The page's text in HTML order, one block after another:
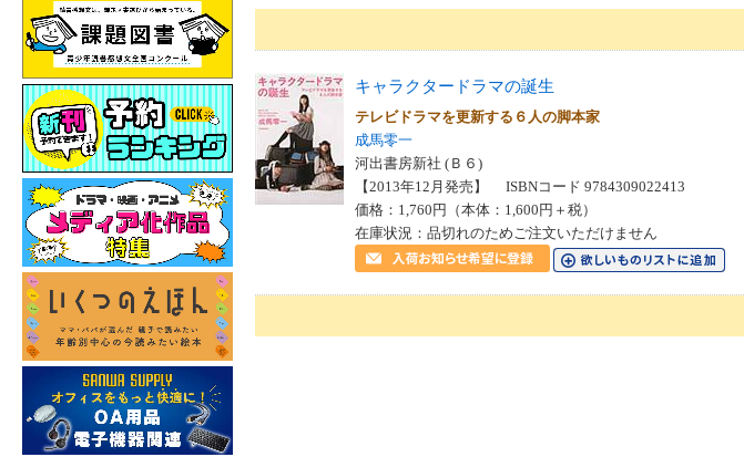
キャラクタードラマの誕生
テレビドラマを更新する６人の脚本家
成馬零一
河出書房新社 (Ｂ６)
【2013年12月発売】 ISBNコード 9784309022413
価格：1,760円（本体：1,600円＋税）
在庫状況：品切れのためご注文いただけません